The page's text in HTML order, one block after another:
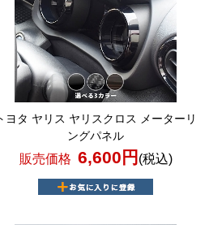
ヨタ ヤリス ヤリスクロス メーターリ
ングパネル
販売価格 6,600円 (税込)